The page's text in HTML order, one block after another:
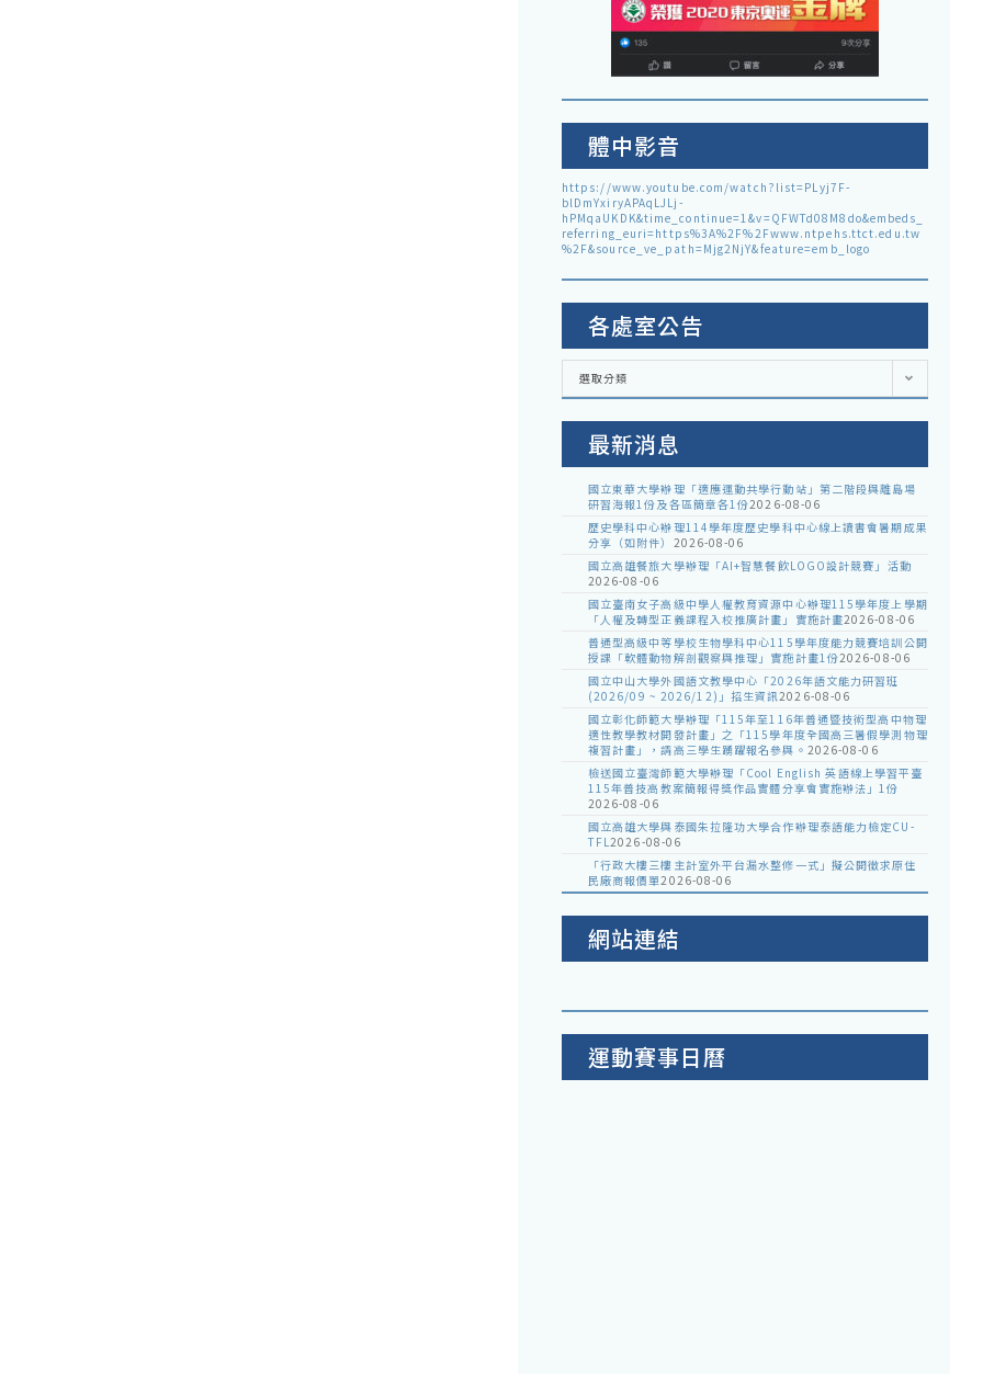
體中影音
https://www.youtube.com/watch?list=PLyj7F-
blDmYxiryAPAqLJLj-
hPMqaUKDK&time_continue=1&v=QFWTd08M8do&embeds_
referring_euri=https%3A%2F%2Fwww.ntpehs.ttct.edu.tw
%2F&source_ve_path=Mjg2NjY&feature=emb_logo
各處室公告
各
室
選取分類
最新消息
國立東華大學辦理「適應運動共學行動站」第二階段與離島場
研習海報1份及各區簡章各1份2026-08-06
歷史學科中心辦理114學年度歷史學科中心線上讀書會暑期成果
分享（如附件） 2026-08-06
國立高雄餐旅大學辦理「AI+智慧餐飲LOGO設計競賽」活動
2026-08-06
國立臺南女子高級中學人權教育資源中心辦理115學年度上學期
「人權及轉型正義課程入校推廣計畫」實施計畫2026-08-06
普通型高級中等學校生物學科中心115學年度能力競賽培訓公開
授課「軟體動物解剖觀察與推理」實施計畫1份2026-08-06
國立中山大學外國語文教學中心「2026年語文能力研習班
(2026/09 ~ 2026/12)」招生資訊2026-08-06
國立彰化師範大學辦理「115年至116年普通暨技術型高中物理
適性教學教材開發計畫」之「115學年度全國高三暑假學測物理
複習計畫」，請高三學生踴躍報名參與。 2026-08-06
檢送國立臺灣師範大學辦理「Cool English 英語線上學習平臺
115年普技高教案簡報得獎作品實體分享會實施辦法」1份
2026-08-06
國立高雄大學與泰國朱拉隆功大學合作辦理泰語能力檢定CU-
TFL2026-08-06
「行政大樓三樓主計室外平台漏水整修一式」擬公開徵求原住
民廠商報價單2026-08-06
網站連結
運動賽事日曆